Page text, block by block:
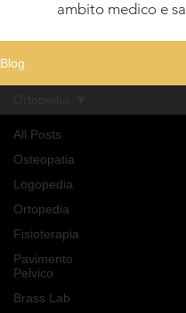
ambito medico e
Blog
All Posts
Osteopatia
Logopedia
Ortopedia
Fisioterapia
Pavimento
Pelvico
Brass Lab